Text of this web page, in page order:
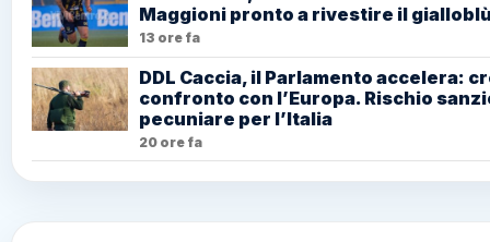
Maggioni pronto a rivestire il
13 ore fa
DDL Caccia, il Parlamento accelera:
confronto con l’Europa. Rischio
pecuniare per l’Italia
20 ore fa